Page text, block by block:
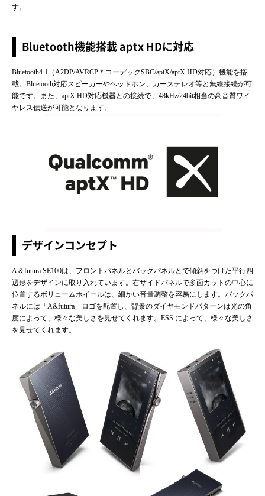
す。
Bluetooth機能搭載 aptx HDに対応
Bluetooth4.1（A2DP/AVRCP＊コーデックSBC/aptX/aptX HD対応）機能を搭
載。Bluetooth対応スピーカーやヘッドホン、カーステレオ等と無線接続が可
能です。また、aptX HD対応機器との接続で、48kHz/24bit相当の高音質ワイ
ヤレス伝送が可能となります。
デザインコンセプト
A＆futura SE100は、フロントパネルとバックパネルとで傾斜をつけた平行四
辺形をデザインに取り入れています。右サイドパネルで多面カットの中心に
位置するボリュームホイールは、細かい音量調整を容易にします。バックパ
ネルには「A&futura」ロゴを配置し、背景のダイヤモンドパターンは光の角
度によって、様々な美しさを見せてくれます。ESS によって、様々な美しさ
を見せてくれます。